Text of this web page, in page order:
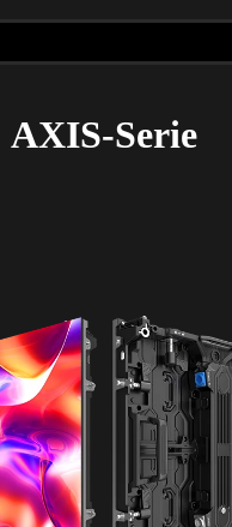
AXIS-Serie